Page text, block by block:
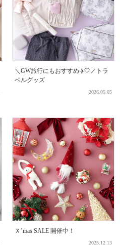
＼GW旅行にもおすすめ✈️🤍／トラ
ベルグッズ
2026.05.05
Ｘ’mas SALE 開催中！
2025.12.13